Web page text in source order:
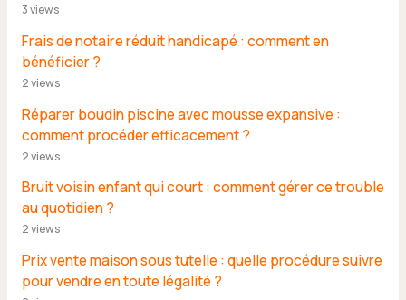
3 views
Frais de notaire réduit handicapé : comment en
bénéficier ?
2 views
Réparer boudin piscine avec mousse expansive :
comment procéder efficacement ?
2 views
Bruit voisin enfant qui court : comment gérer ce trouble
au quotidien ?
2 views
Prix vente maison sous tutelle : quelle procédure suivre
pour vendre en toute légalité ?